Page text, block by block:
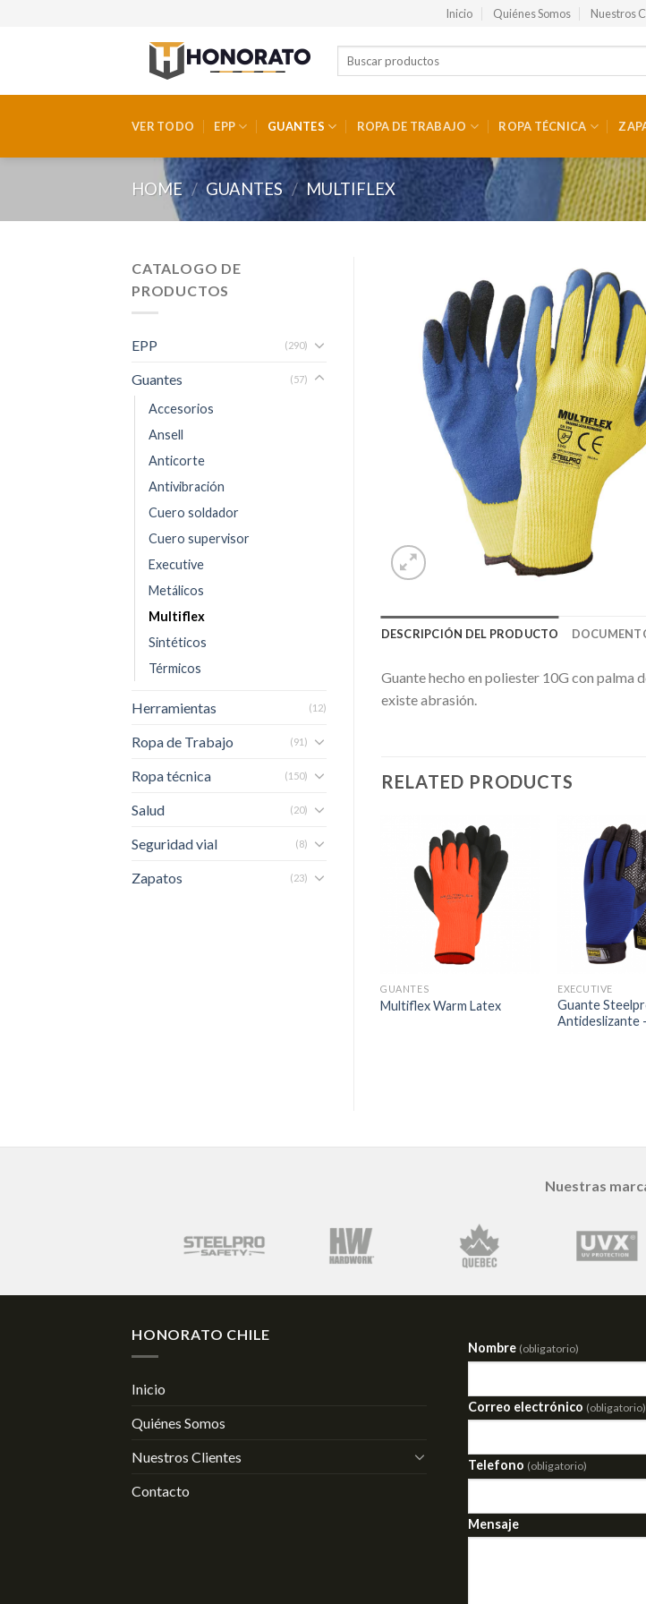
Inicio Quiénes Somos Nuestros
VER TODO EPP GUANTES ROPA DE TRABAJO ROPA TÉCNICA
HOME / GUANTES / MULTIFLEX
CATALOGO DE
PRODUCTOS
EPP (290)
Guantes (57)
Accesorios
Ansell
Anticorte
Antivibración
Cuero soldador
Cuero supervisor
Executive
Metálicos
Multiflex
Sintéticos
Térmicos
Herramientas (12)
Ropa de Trabajo (91)
Ropa técnica (150)
Salud (20)
Seguridad vial (8)
Zapatos (23)
DESCRIPCIÓN DEL PRODUCTO
Guante hecho en poliester 10G con palma
existe abrasión.
RELATED PRODUCTS
GUANTES
Multiflex Warm Latex
EXECUTIVE
Guante
Antideslizante
Nuestras
HONORATO CHILE
Inicio
Quiénes Somos
Nuestros Clientes
Contacto
Nombre (obligatorio)
Correo electrónico (obligatorio)
Telefono (obligatorio)
Mensaje